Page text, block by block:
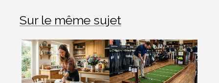
Sur le même sujet